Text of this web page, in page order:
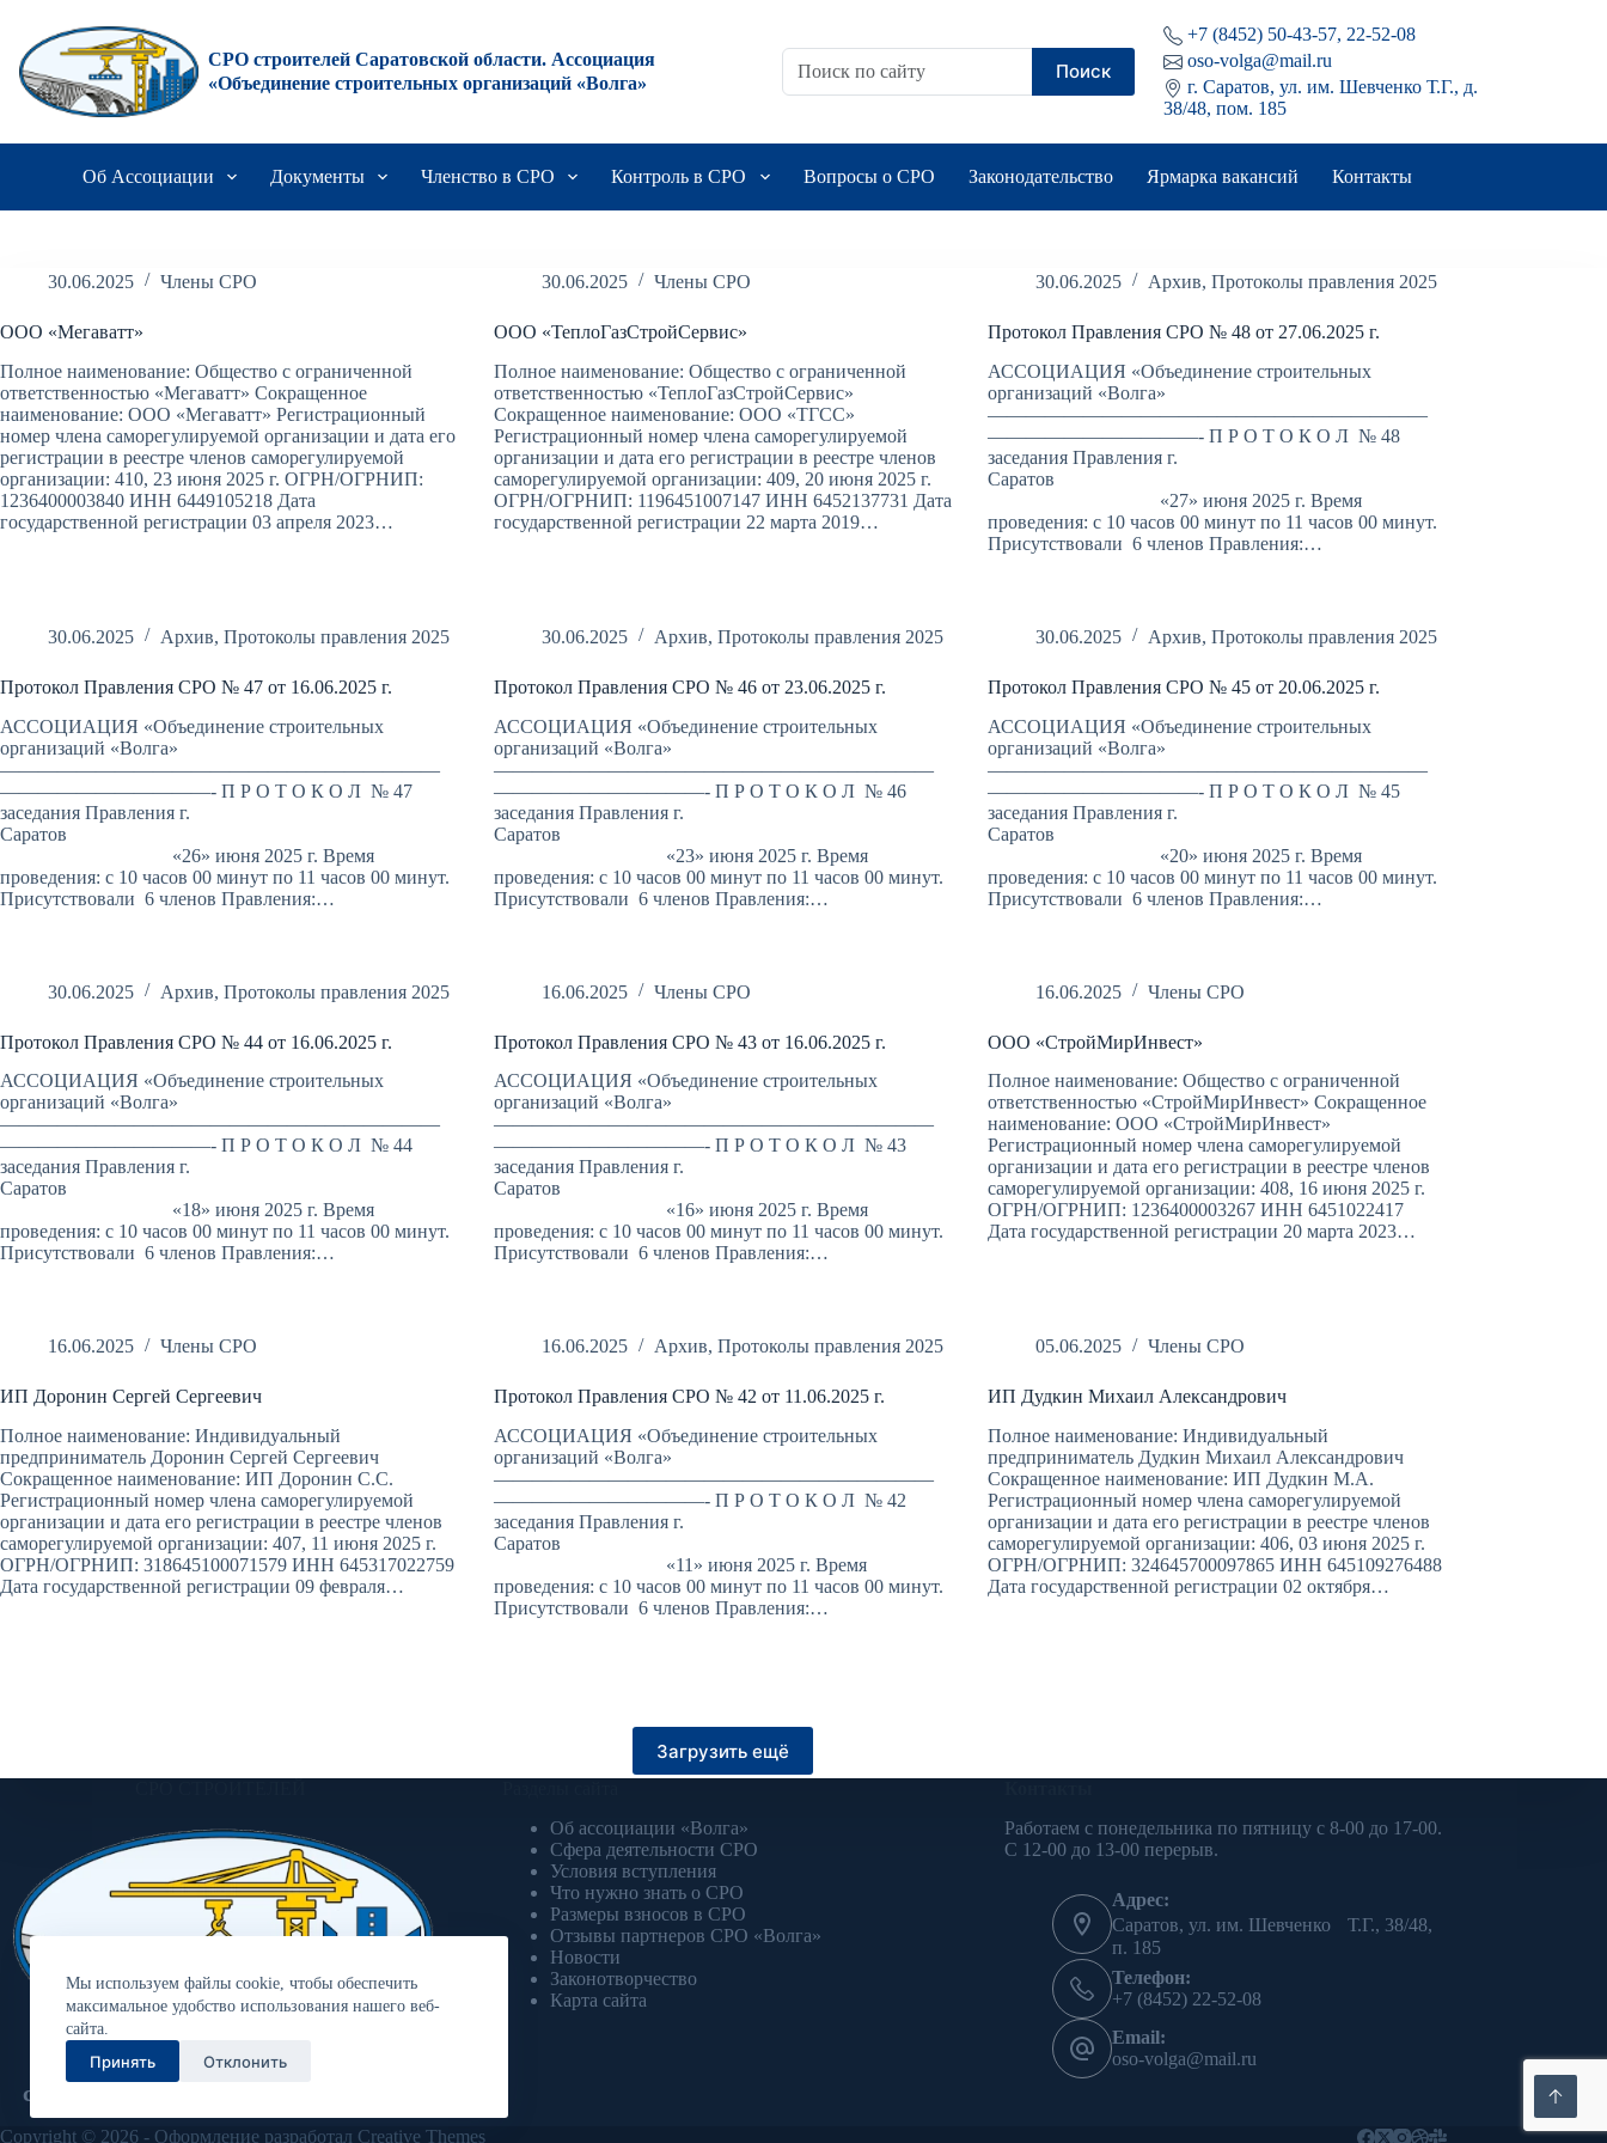
сути
Мы используем файлы cookie, чтобы обеспечить
максимальное удобство использования нашего веб-
сайта.
Принять Отклонить
СРО строителей Саратовской области. Ассоциация
«Объединение строительных организаций «Волга»
Поиск
+7 (8452) 50-43-57, 22-52-08
oso-volga@mail.ru
г. Саратов, ул. им. Шевченко Т.Г., д.
38/48, пом. 185
Об Ассоциации Документы Членство в СРО Контроль в СРО Вопросы о СРО Законодательство Ярмарка вакансий Контакты
30.06.2025 Члены СРО
ООО «Мегаватт»
Полное наименование: Общество с ограниченной
ответственностью «Мегаватт» Сокращенное
наименование: ООО «Мегаватт» Регистрационный
номер члена саморегулируемой организации и дата его
регистрации в реестре членов саморегулируемой
организации: 410, 23 июня 2025 г. ОГРН/ОГРНИП:
1236400003840 ИНН 6449105218 Дата
государственной регистрации 03 апреля 2023…
30.06.2025 Члены СРО
ООО «ТеплоГазСтройСервис»
Полное наименование: Общество с ограниченной
ответственностью «ТеплоГазСтройСервис»
Сокращенное наименование: ООО «ТГСС»
Регистрационный номер члена саморегулируемой
организации и дата его регистрации в реестре членов
саморегулируемой организации: 409, 20 июня 2025 г.
ОГРН/ОГРНИП: 1196451007147 ИНН 6452137731 Дата
государственной регистрации 22 марта 2019…
30.06.2025 Архив,Протоколы правления 2025
Протокол Правления СРО № 48 от 27.06.2025 г.
АССОЦИАЦИЯ «Объединение строительных
организаций «Волга»
———————————————————————
———————————- П Р О Т О К О Л № 48
заседания Правления г.
Саратов
«27» июня 2025 г. Время
проведения: с 10 часов 00 минут по 11 часов 00 минут.
Присутствовали 6 членов Правления:…
30.06.2025 Архив, Протоколы правления 2025
Протокол Правления СРО № 47 от 16.06.2025 г.
АССОЦИАЦИЯ «Объединение строительных
организаций «Волга»
———————————————————————
———————————- П Р О Т О К О Л № 47
заседания Правления г.
Саратов
«26» июня 2025 г. Время
проведения: с 10 часов 00 минут по 11 часов 00 минут.
Присутствовали 6 членов Правления:…
30.06.2025 Архив,Протоколы правления 2025
Протокол Правления СРО № 46 от 23.06.2025 г.
АССОЦИАЦИЯ «Объединение строительных
организаций «Волга»
———————————————————————
———————————- П Р О Т О К О Л № 46
заседания Правления г.
Саратов
«23» июня 2025 г. Время
проведения: с 10 часов 00 минут по 11 часов 00 минут.
Присутствовали 6 членов Правления:…
30.06.2025 Архив,Протоколы правления 2025
Протокол Правления СРО № 45 от 20.06.2025 г.
АССОЦИАЦИЯ «Объединение строительных
организаций «Волга»
———————————————————————
———————————- П Р О Т О К О Л № 45
заседания Правления г.
Саратов
«20» июня 2025 г. Время
проведения: с 10 часов 00 минут по 11 часов 00 минут.
Присутствовали 6 членов Правления:…
30.06.2025 Архив, Протоколы правления 2025
Протокол Правления СРО № 44 от 16.06.2025 г.
АССОЦИАЦИЯ «Объединение строительных
организаций «Волга»
———————————————————————
———————————- П Р О Т О К О Л № 44
заседания Правления г.
Саратов
«18» июня 2025 г. Время
проведения: с 10 часов 00 минут по 11 часов 00 минут.
Присутствовали 6 членов Правления:…
16.06.2025 Члены СРО
Протокол Правления СРО № 43 от 16.06.2025 г.
АССОЦИАЦИЯ «Объединение строительных
организаций «Волга»
———————————————————————
———————————- П Р О Т О К О Л № 43
заседания Правления г.
Саратов
«16» июня 2025 г. Время
проведения: с 10 часов 00 минут по 11 часов 00 минут.
Присутствовали 6 членов Правления:…
16.06.2025 Члены СРО
ООО «СтройМирИнвест»
Полное наименование: Общество с ограниченной
ответственностью «СтройМирИнвест» Сокращенное
наименование: ООО «СтройМирИнвест»
Регистрационный номер члена саморегулируемой
организации и дата его регистрации в реестре членов
саморегулируемой организации: 408, 16 июня 2025 г.
ОГРН/ОГРНИП: 1236400003267 ИНН 6451022417
Дата государственной регистрации 20 марта 2023…
16.06.2025 Члены СРО
ИП Доронин Сергей Сергеевич
Полное наименование: Индивидуальный
предприниматель Доронин Сергей Сергеевич
Сокращенное наименование: ИП Доронин С.С.
Регистрационный номер члена саморегулируемой
организации и дата его регистрации в реестре членов
саморегулируемой организации: 407, 11 июня 2025 г.
ОГРН/ОГРНИП: 318645100071579 ИНН 645317022759
Дата государственной регистрации 09 февраля…
16.06.2025 Архив,Протоколы правления 2025
Протокол Правления СРО № 42 от 11.06.2025 г.
АССОЦИАЦИЯ «Объединение строительных
организаций «Волга»
———————————————————————
———————————- П Р О Т О К О Л № 42
заседания Правления г.
Саратов
«11» июня 2025 г. Время
проведения: с 10 часов 00 минут по 11 часов 00 минут.
Присутствовали 6 членов Правления:…
05.06.2025 Члены СРО
ИП Дудкин Михаил Александрович
Полное наименование: Индивидуальный
предприниматель Дудкин Михаил Александрович
Сокращенное наименование: ИП Дудкин М.А.
Регистрационный номер члена саморегулируемой
организации и дата его регистрации в реестре членов
саморегулируемой организации: 406, 03 июня 2025 г.
ОГРН/ОГРНИП: 324645700097865 ИНН 645109276488
Дата государственной регистрации 02 октября…
Загрузить ещё
Ассоциация «Объединение
строительных организаций «Волга»
Об ассоциации «Волга»
Сфера деятельности СРО
Условия вступления
Что нужно знать о СРО
Размеры взносов в СРО
Отзывы партнеров СРО «Волга»
Новости
Законотворчество
Карта сайта
Работаем с понедельника по пятницу с 8-00 до 17-00.
С 12-00 до 13-00 перерыв.
Адрес:
Саратов, ул. им. Шевченко Т.Г., 38/48,
п. 185
Телефон:
+7 (8452) 22-52-08
Email:
oso-volga@mail.ru
Copyright © 2026 - Оформление разработал Creative Themes